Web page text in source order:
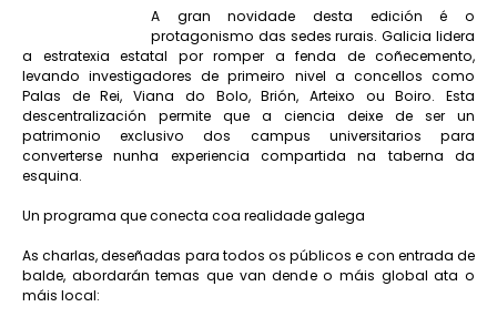
A gran novidade desta edición é o
protagonismo das sedes rurais. Galicia lidera
a estratexia estatal por romper a fenda de coñecemento,
levando investigadores de primeiro nivel a concellos como
Palas de Rei, Viana do Bolo, Brión, Arteixo ou Boiro. Esta
descentralización permite que a ciencia deixe de ser un
patrimonio exclusivo dos campus universitarios para
converterse nunha experiencia compartida na taberna da
esquina.
Un programa que conecta coa realidade galega
As charlas, deseñadas para todos os públicos e con entrada de
balde, abordarán temas que van dende o máis global ata o
máis local: